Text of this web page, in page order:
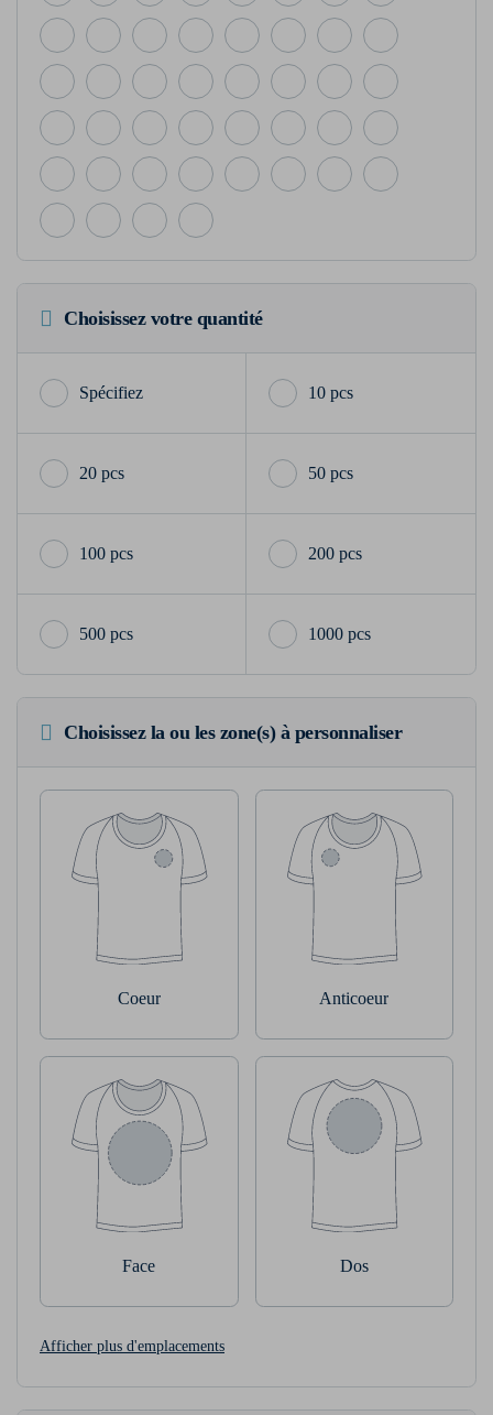
Choisissez votre quantité
10 pcs
20 pcs 50 pcs
100 pcs 200 pcs
500 pcs 1000 pcs
Choisissez la ou les zone(s) à personnaliser
Coeur Anticoeur
Face Dos
Afficher plus d'emplacements